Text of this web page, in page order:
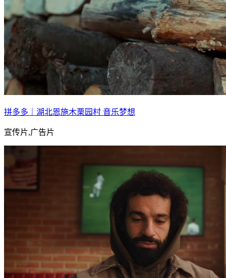
拼多多｜湖北恩施木栗园村 音乐梦想
宣传片,广告片